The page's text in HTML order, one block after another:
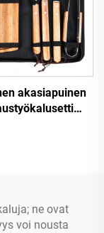
akasiapuinen
ne ovat
voi nousta